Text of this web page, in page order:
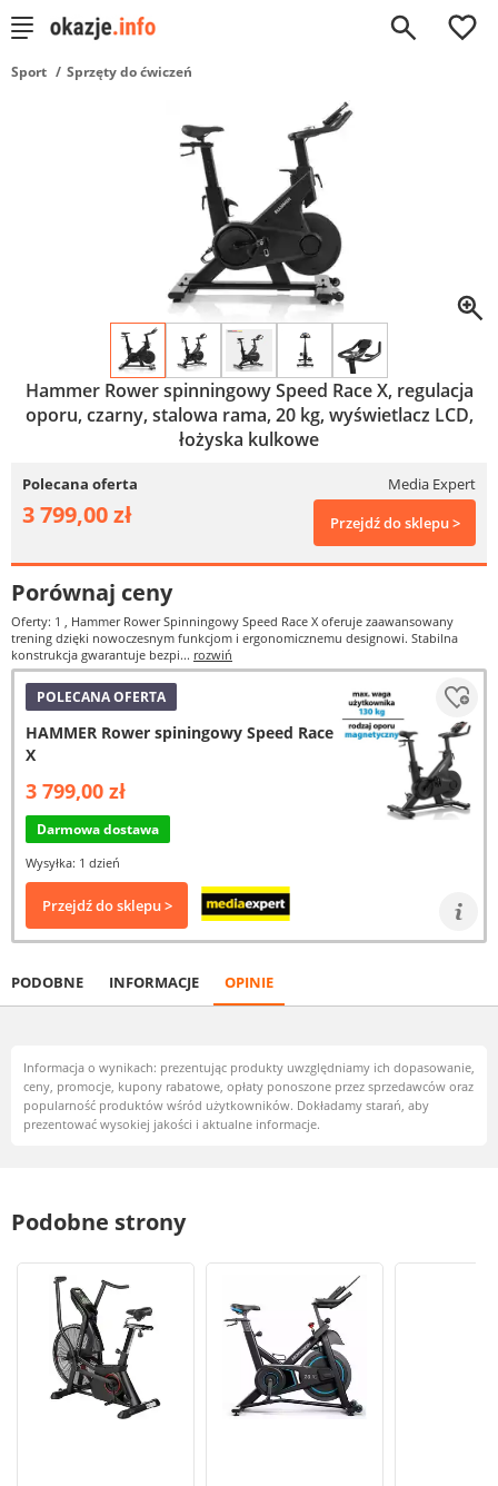
0
Sport Sprzęty do ćwiczeń
Hammer Rower spinningowy Speed Race X, regulacja
oporu, czarny, stalowa rama, 20 kg, wyświetlacz LCD,
łożyska kulkowe
Polecana oferta Media Expert
3 799,00 zł Przejdź do sklepu >
Porównaj ceny
Oferty: 1 , Hammer Rower Spinningowy Speed Race X oferuje zaawansowany
trening dzięki nowoczesnym funkcjom i ergonomicznemu designowi. Stabilna
konstrukcja gwarantuje bezpi... rozwiń
POLECANA OFERTA
HAMMER Rower spiningowy Speed Race
X
3 799,00 zł
Darmowa dostawa
Wysyłka: 1 dzień
Przejdź do sklepu >
PODOBNE INFORMACJE OPINIE
Informacja o wynikach: prezentując produkty uwzględniamy ich dopasowanie,
ceny, promocje, kupony rabatowe, opłaty ponoszone przez sprzedawców oraz
popularność produktów wśród użytkowników. Dokładamy starań, aby
prezentować wysokiej jakości i aktualne informacje.
Podobne strony